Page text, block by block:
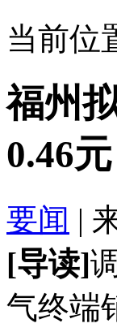
当前位
福州
0.46元
要闻 |
[导读]
气终端